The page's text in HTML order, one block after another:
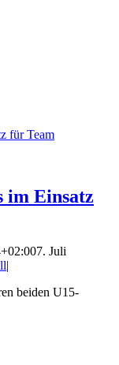
für Team
im Einsatz
7. Juli
|
beiden U15-